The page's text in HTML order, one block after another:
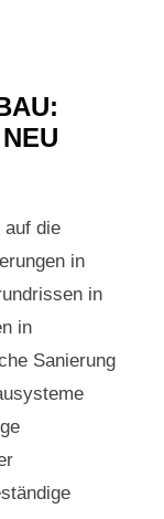
auf die
in
in
in
Sanierung